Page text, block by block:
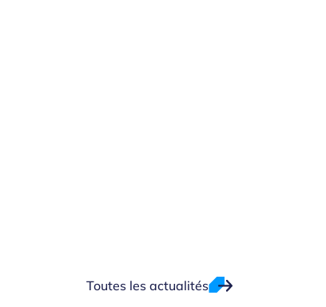
Toutes les actualités